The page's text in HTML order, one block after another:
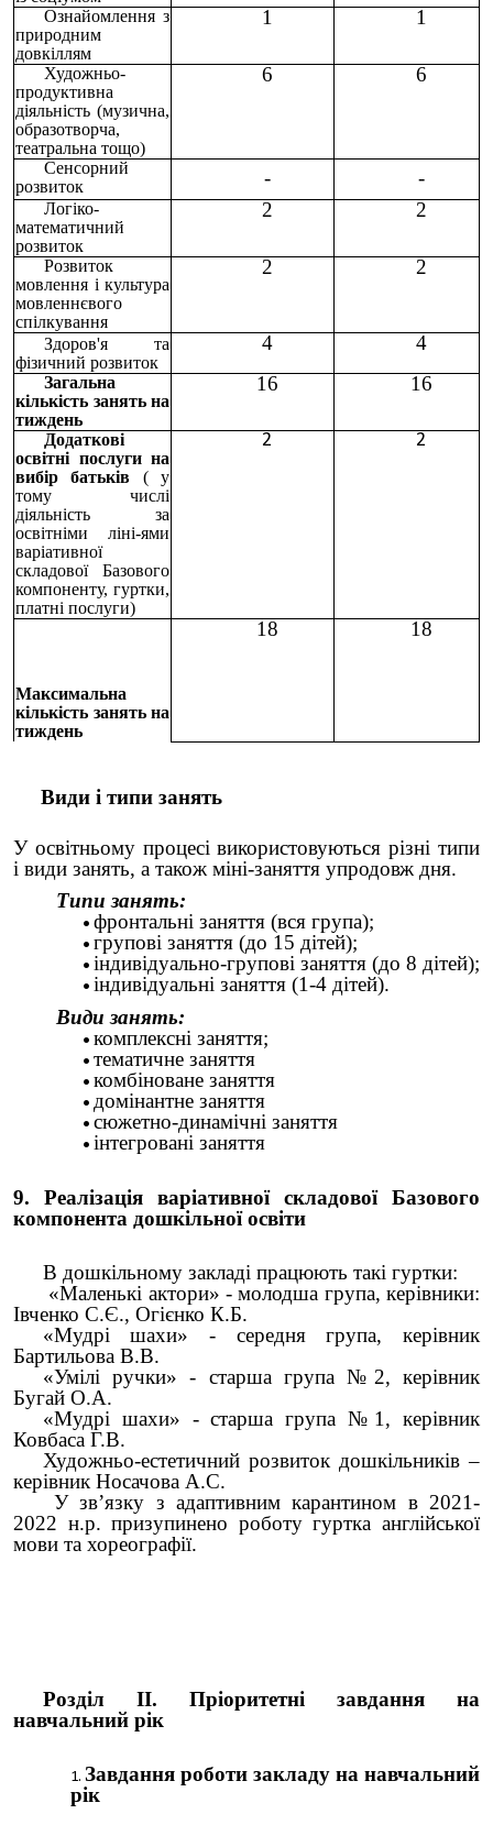
Ознайомлення з
природним
довкіллям
1 1
Художньо-
продуктивна
діяльність (музична,
образотворча,
театральна тощо)
6 6
Сенсорний
розвиток
- -
Логіко-
математичний
розвиток
2 2
Розвиток
мовлення і культура
мовленнєвого
спілкування
2 2
Здоров'я та
фізичний розвиток
4 4
Загальна
кількість занять на
тиждень
16 16
Додаткові
освітні послуги на
вибір батьків ( у
тому числі
діяльність за
освітніми ліні-ями
варіативної
складової Базового
компоненту, гуртки,
платні послуги)
2 2
Максимальна
кількість занять на
тиждень
18 18
Види і типи занять
У освітньому процесі використовуються різні типи
і види занять, а також міні-заняття упродовж дня.
Типи занять:
фронтальні заняття (вся група);
групові заняття (до 15 дітей);
індивідуально-групові заняття (до 8 дітей);
індивідуальні заняття (1-4 дітей).
Види занять:
комплексні заняття;
тематичне заняття
комбіноване заняття
домінантне заняття
сюжетно-динамічні заняття
інтегровані заняття
9. Реалізація варіативної складової Базового
компонента дошкільної освіти
В дошкільному закладі працюють такі гуртки:
«Маленькі актори» - молодша група, керівники:
Івченко С.Є., Огієнко К.Б.
«Мудрі шахи» - середня група, керівник
Бартильова В.В.
«Умілі ручки» - старша група №2, керівник
Бугай О.А.
«Мудрі шахи» - старша група №1, керівник
Ковбаса Г.В.
Художньо-естетичний розвиток дошкільників –
керівник Носачова А.С.
У зв’язку з адаптивним карантином в 2021-
2022 н.р. призупинено роботу гуртка англійської
мови та хореографії.
Розділ ІІ. Пріоритетні завдання на
навчальний рік
Завдання роботи закладу на навчальний
рік